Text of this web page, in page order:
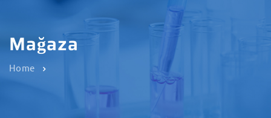
Mağaza
Home